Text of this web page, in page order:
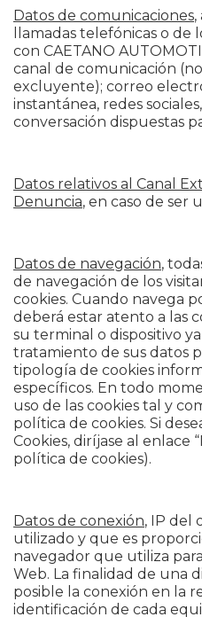
Datos de comunicaciones,
llamadas telefónicas o
con CAETANO
canal de comunicación
excluyente); correo
instantánea, redes
conversación dispuestas
Datos relativos al Canal
Denuncia, en caso de ser
Datos de navegación,
de navegación de los
cookies. Cuando navega
deberá estar atento a las
su terminal o dispositivo
tratamiento de sus datos
tipología de cookies
específicos. En todo
uso de las cookies tal y
política de cookies. Si
Cookies, diríjase al enlace
política de cookies).
Datos de conexión, IP del
utilizado y que es
navegador que utiliza
Web. La finalidad de una
posible la conexión en la
identificación de cada